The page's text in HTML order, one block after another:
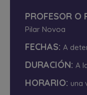
PROFESOR O
Pilar Novoa
FECHAS: A
DURACIÓN: A
HORARIO: una